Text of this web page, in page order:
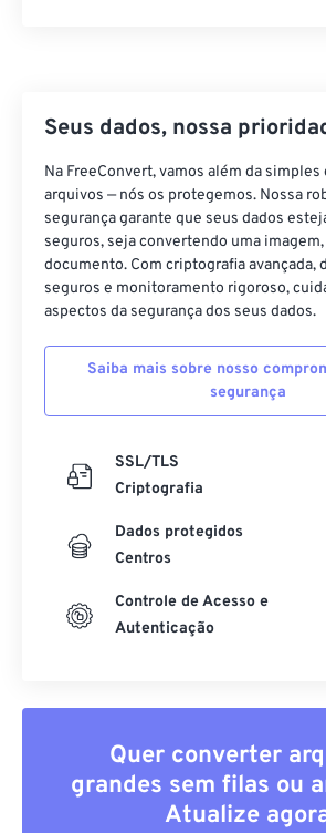
Seus dados, nossa
Na FreeConvert, vamos além da simples
arquivos — nós os protegemos. Nossa
segurança garante que seus dados
seguros, seja convertendo uma
documento. Com criptografia avançada,
seguros e monitoramento rigoroso,
aspectos da segurança dos seus dados.
Saiba mais sobre nosso
segurança
SSL/TLS
Criptografia
Dados protegidos
Centros
Controle de Acesso e
Autenticação
Quer converter
grandes sem filas ou
Atualize